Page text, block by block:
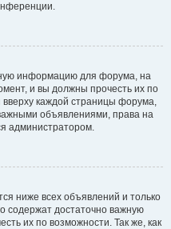
информацию для форума, на
и вы должны прочесть их по
каждой страницы форума,
объявлениями, права на
администратором.
ниже всех объявлений и только
содержат достаточно важную
их по возможности. Так же, как